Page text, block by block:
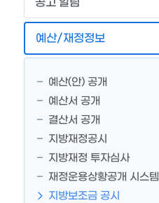
예산/재정정보
예산(안) 공개
예산서 공개
결산서 공개
지방재정공시
지방재정 투자심사
재정운용상황공개 시스템
지방보조금 공시